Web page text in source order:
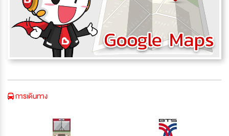
การเดินทาง